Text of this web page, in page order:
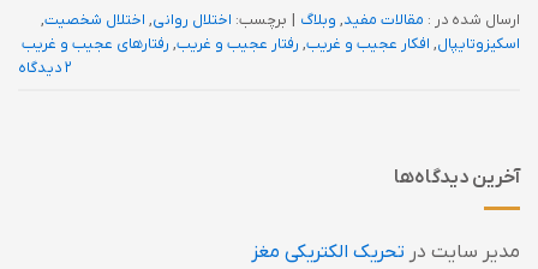
ارسال شده در : مقالات مفید, وبلاگ | برچسب: اختلال روانی, اختلال شخصیت,
اسکیزوتایپال, افکار عجیب و غریب, رفتار عجیب و غریب, رفتارهای عجیب و غریب
2 دیدگاه
آخرین دیدگاه‌ها
مدیر سایت در تحریک الکتریکی مغز